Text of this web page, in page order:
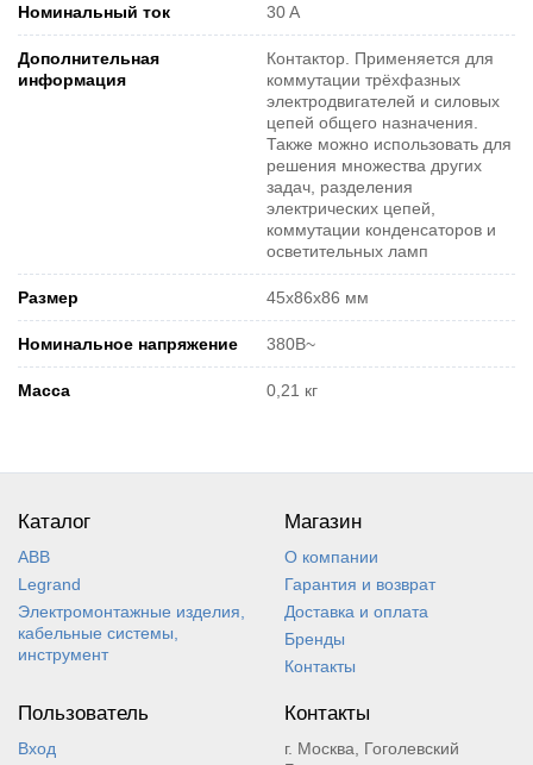
Номинальный ток 30 A
Дополнительная
информация
Контактор. Применяется для
коммутации трёхфазных
электродвигателей и силовых
цепей общего назначения.
Также можно использовать для
решения множества других
задач, разделения
электрических цепей,
коммутации конденсаторов и
осветительных ламп
Размер 45х86х86 мм
Номинальное напряжение 380В~
Масса 0,21 кг
Каталог
ABB
Legrand
Электромонтажные изделия,
кабельные системы,
инструмент
Магазин
О компании
Гарантия и возврат
Доставка и оплата
Бренды
Контакты
Пользователь
Вход
Контакты
г. Москва, Гоголевский